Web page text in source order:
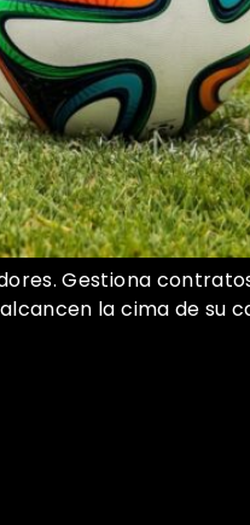
Gestiona
la cima de su